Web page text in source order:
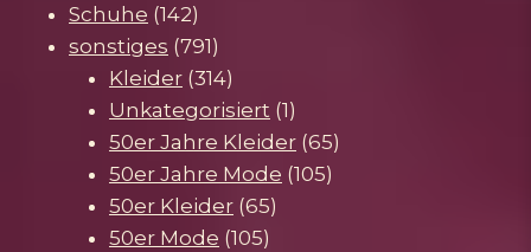
Schuhe 142142
Produkte
sonstiges 791791
Produkte
Kleider 314314
Produkte
Unkategorisiert 11
Produkt
50er Jahre Kleider 6565
50er Jahre Mode 105105
50er Kleider 6565
50er Mode 105105